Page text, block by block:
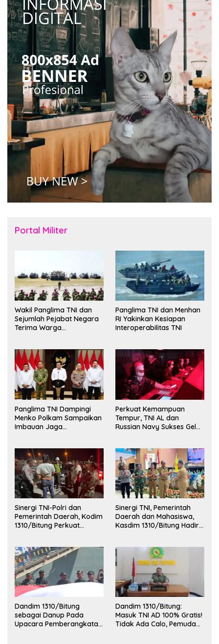
Portal Militer
Wakil Panglima TNI dan
Sejumlah Pejabat Negara
Terima Warga
Panglima TNI dan Menhan
RI Yakinkan Kesiapan
Interoperabilitas TNI
Panglima TNI Dampingi
Menko Polkam Sampaikan
Imbauan Jaga
Perkuat Kemampuan
Tempur, TNI AL dan
Russian Navy Sukses Gelar
Sinergi TNI-Polri dan
Pemerintah Daerah, Kodim
1310/Bitung Perkuat
Sinergi TNI, Pemerintah
Daerah dan Mahasiswa,
Kasdim 1310/Bitung Hadiri
Kota Bitung
Dandim 1310/Bitung
sebagai Danup Pada
Upacara Pemberangkatan
Dandim 1310/Bitung:
Masuk TNI AD 100% Gratis!
Tidak Ada Calo, Pemuda